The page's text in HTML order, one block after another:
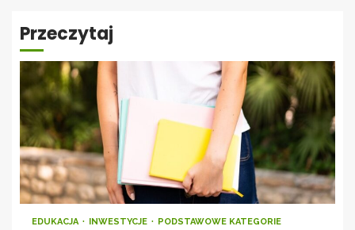
Przeczytaj
EDUKACJA INWESTYCJE PODSTAWOWE KATEGORIE